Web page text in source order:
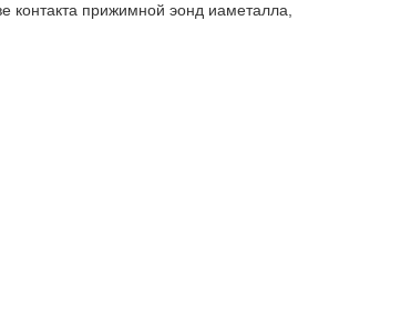
контакта прижимной эонд иаметалла,